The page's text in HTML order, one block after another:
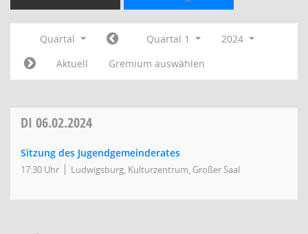
Quartal Quartal 1
2024
Aktuell
Gremium auswählen
DI 06.02.2024
Sitzung des Jugendgemeinderates
17:30 Uhr Ludwigsburg, Kulturzentrum, Großer Saal